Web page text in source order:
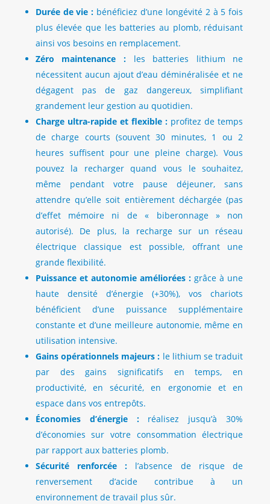
Durée de vie : bénéficiez d’une longévité 2 à 5 fois
plus élevée que les batteries au plomb, réduisant
ainsi vos besoins en remplacement.
Zéro maintenance :les batteries lithium ne
nécessitent aucun ajout d’eau déminéralisée et ne
dégagent pas de gaz dangereux, simplifiant
grandement leur gestion au quotidien.
Charge ultra-rapide et flexible : profitez de temps
de charge courts (souvent 30 minutes, 1 ou 2
heures suffisent pour une pleine charge). Vous
pouvez la recharger quand vous le souhaitez,
même pendant votre pause déjeuner, sans
attendre qu’elle soit entièrement déchargée (pas
d’effet mémoire ni de « biberonnage » non
autorisé). De plus, la recharge sur un réseau
électrique classique est possible, offrant une
grande flexibilité.
Puissance et autonomie améliorées : grâce à une
haute densité d’énergie (+30%), vos chariots
bénéficient d’une puissance supplémentaire
constante et d’une meilleure autonomie, même en
utilisation intensive.
Gains opérationnels majeurs : le lithium se traduit
par des gains significatifs en temps, en
productivité, en sécurité, en ergonomie et en
espace dans vos entrepôts.
Économies d’énergie :réalisez jusqu’à 30%
d’économies sur votre consommation électrique
par rapport aux batteries plomb.
Sécurité renforcée : l’absence de risque de
renversement d’acide contribue à un
environnement de travail plus sûr.